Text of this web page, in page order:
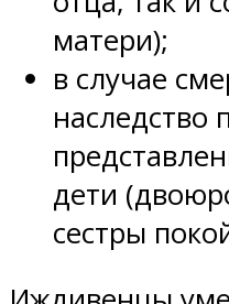
матери);
в случае
наследство
дети
сестры